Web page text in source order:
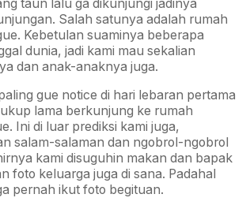
taun lalu ga dikunjungi jadinya
Salah satunya adalah rumah
Kebetulan suaminya beberapa
dunia, jadi kami mau sekalian
dan anak-anaknya juga.
gue notice di hari lebaran pertama
lama berkunjung ke rumah
Ini di luar prediksi kami juga,
salam-salaman dan ngobrol-ngobrol
kami disuguhin makan dan bapak
foto keluarga juga di sana. Padahal
pernah ikut foto begituan.